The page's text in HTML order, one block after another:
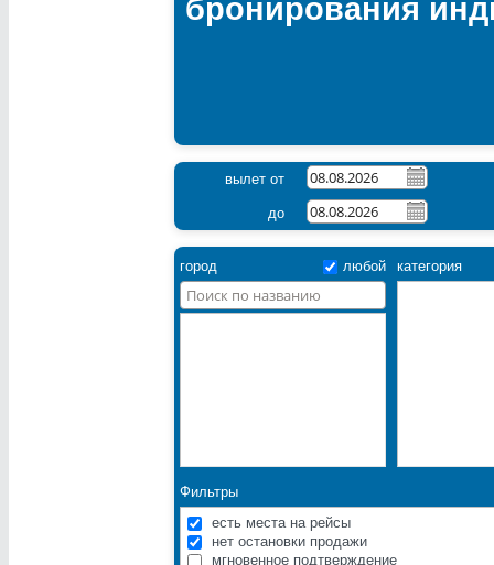
бронирования
вылет от
до
город любой категория
Фильтры
есть места на рейсы
нет остановки продажи
мгновенное подтверждение